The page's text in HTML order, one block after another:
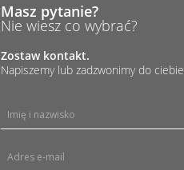
Masz pytanie?
Nie wiesz co wybrać?
Zostaw kontakt.
Napiszemy lub zadzwonimy do ciebie